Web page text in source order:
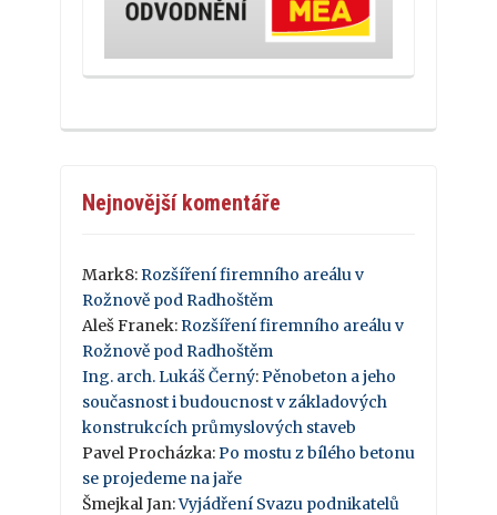
Nejnovější komentáře
Mark8: Rozšíření firemního areálu v
Rožnově pod Radhoštěm
Aleš Franek: Rozšíření firemního areálu v
Rožnově pod Radhoštěm
Ing. arch. Lukáš Černý: Pěnobeton a jeho
současnost i budoucnost v základových
konstrukcích průmyslových staveb
Pavel Procházka: Po mostu z bílého betonu
se projedeme na jaře
Šmejkal Jan:Vyjádření Svazu podnikatelů